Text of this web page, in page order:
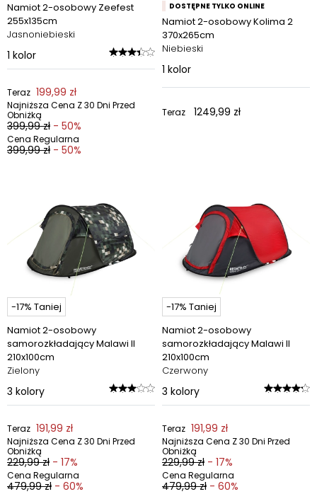
Namiot 2-osobowy Zeefest
255x135cm
Jasnoniebieski
1 kolor
Teraz 199,99 zł
Najniższa Cena Z 30 Dni Przed
Obniżką
399,99 zł - 50%
Cena Regularna
399,99 zł - 50%
DOSTĘPNE TYLKO ONLINE
Namiot 2-osobowy Kolima 2
370x265cm
Niebieski
1 kolor
Teraz 1249,99 zł
-17% Taniej
Namiot 2-osobowy
samorozkładający Malawi II
210x100cm
Zielony
3 kolory
Teraz 191,99 zł
Najniższa Cena Z 30 Dni Przed
Obniżką
229,99 zł - 17%
Cena Regularna
479,99 zł - 60%
-17% Taniej
Namiot 2-osobowy
samorozkładający Malawi II
210x100cm
Czerwony
3 kolory
Teraz 191,99 zł
Najniższa Cena Z 30 Dni Przed
Obniżką
229,99 zł - 17%
Cena Regularna
479,99 zł - 60%